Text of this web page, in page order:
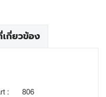
เกี่ยวข้อง
: 806